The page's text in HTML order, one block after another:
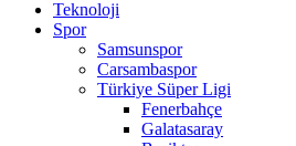
Teknoloji
Spor
Samsunspor
Carsambaspor
Türkiye Süper Ligi
Fenerbahçe
Galatasaray